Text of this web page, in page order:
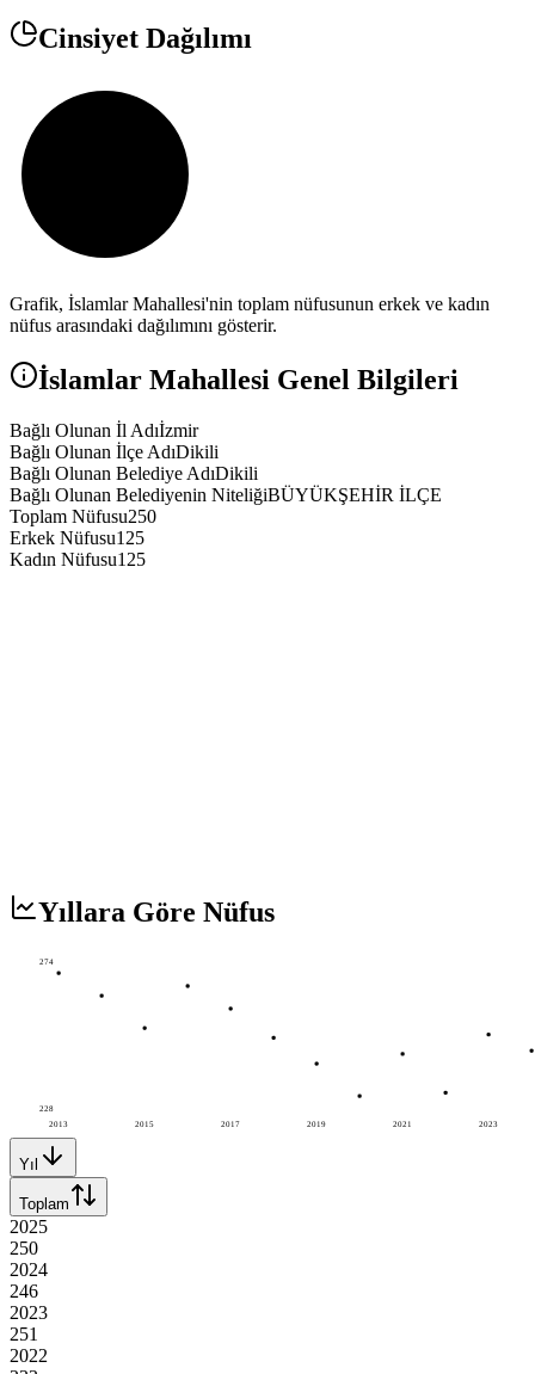
Cinsiyet Dağılımı
Grafik, İslamlarMahallesi'nin toplam nüfusunun erkek ve kadın
nüfus arasındaki dağılımını gösterir.
İslamlar Mahallesi Genel Bilgileri
Bağlı Olunan İl Adıİzmir
Bağlı Olunan İlçe AdıDikili
Bağlı Olunan Belediye AdıDikili
Bağlı Olunan Belediyenin NiteliğiBÜYÜKŞEHİR İLÇE
Toplam Nüfusu250
Erkek Nüfusu125
Kadın Nüfusu125
Yıllara Göre Nüfus
2013 2015 2017 2019 2021 2023
274
228
Yıl
Toplam
2025
250
2024
246
2023
251
2022